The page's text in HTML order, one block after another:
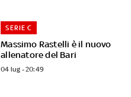
Massimo Rastelli è il nuovo
allenatore del Bari
SERIE C
04 lug - 20:49